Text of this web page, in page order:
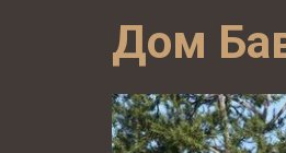
Дом